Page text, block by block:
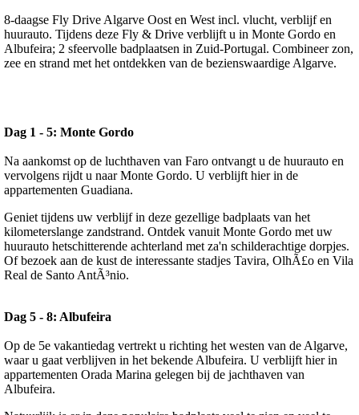
8-daagse Fly Drive Algarve Oost en West incl. vlucht, verblijf en
huurauto. Tijdens deze Fly & Drive verblijft u in Monte Gordo en
Albufeira; 2 sfeervolle badplaatsen in Zuid-Portugal. Combineer zon,
zee en strand met het ontdekken van de bezienswaardige Algarve.
Dag 1 - 5: Monte Gordo
Na aankomst op de luchthaven van Faro ontvangt u de huurauto en
vervolgens rijdt u naar Monte Gordo. U verblijft hier in de
appartementen Guadiana.
Geniet tijdens uw verblijf in deze gezellige badplaats van het
kilometerslange zandstrand. Ontdek vanuit Monte Gordo met uw
huurauto hetschitterende achterland met za'n schilderachtige dorpjes.
Of bezoek aan de kust de interessante stadjes Tavira, OlhÃ£o en Vila
Real de Santo AntÃ³nio.
Dag 5 - 8: Albufeira
Op de 5e vakantiedag vertrekt u richting het westen van de Algarve,
waar u gaat verblijven in het bekende Albufeira. U verblijft hier in
appartementen Orada Marina gelegen bij de jachthaven van
Albufeira.